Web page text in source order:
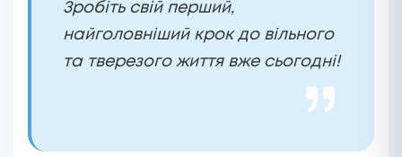
Зробіть свій перший,
найголовніший крок до вільного
та тверезого життя вже сьогодні!